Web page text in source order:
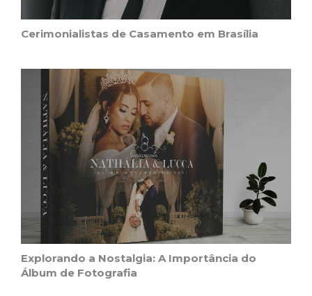
Cerimonialistas de Casamento em Brasília
Explorando a Nostalgia: A Importância do
Álbum de Fotografia